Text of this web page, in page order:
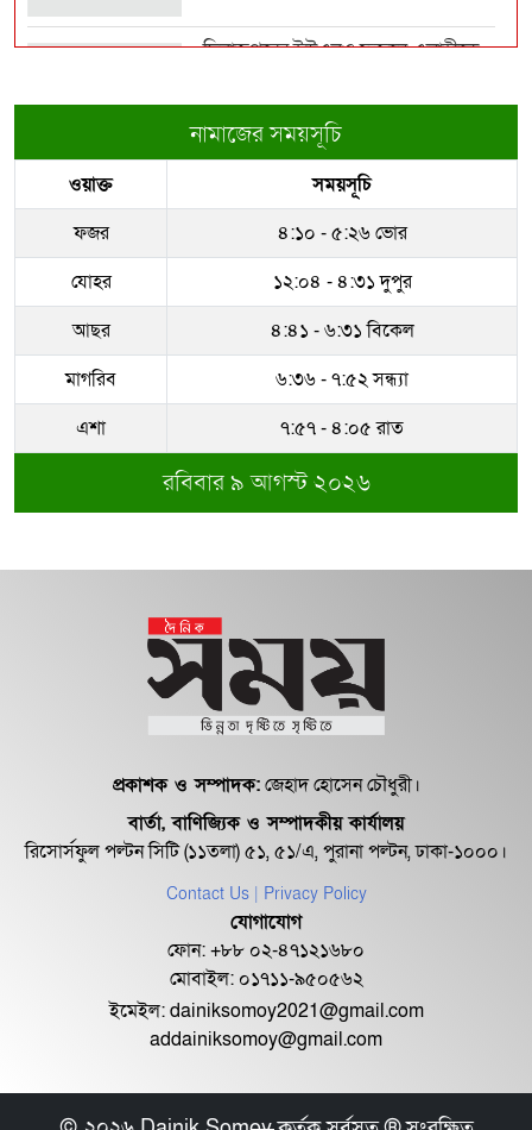
মোবাইলে যেসব অ্যাপ থাকলে সাইবার
প্রতারণায় ফাঁসতে প...
কুলাউড়া সীমান্তে বিএসএফের গুলিতে
বাংলাদেশি যুবক নি...
দিনাজপুরের ইউএনও ফজলে এলাহীকে
রাজউকের ইমারত পরিদর্শক বাপ্পিকে
জোন-৮ এ বদলী
ধরাকে সরা জ্ঞান করেন উমেদার রানা
সম্পদের পাহাড় গড়েছেন নকল নবিশ
আতাউর রহমান
অবশেষে বরখাস্ত রাজউকের শফিউল্লাহ
১৮ জুলাই সব মোবাইল গ্রাহকরা পাবেন
১ জিবি ফ্রি ইন্টারনেট
শেরে বাংলা বালিকা মহাবিদ্যালয়ে ‘নিয়ম
নামাজের সময়সূচি
ওয়াক্ত
সময়সূচি
ফজর
৪:১০ - ৫:২৬ ভোর
যোহর
১২:০৪ - ৪:৩১ দুপুর
আছর
৪:৪১ - ৬:৩১ বিকেল
মাগরিব
৬:৩৬ - ৭:৫২ সন্ধ্যা
এশা
৭:৫৭ - ৪:০৫ রাত
রবিবার ৯ আগস্ট ২০২৬
প্রকাশক ও সম্পাদক:জেহাদ হোসেন চৌধুরী।
বার্তা, বাণিজ্যিক ও সম্পাদকীয় কার্যালয়
রিসোর্সফুল পল্টন সিটি (১১তলা) ৫১, ৫১/এ, পুরানা পল্টন, ঢাকা-১০০০।
Contact Us | Privacy Policy
যোগাযোগ
ফোন: +৮৮ ০২-৪৭১২১৬৮০
মোবাইল: ০১৭১১-৯৫০৫৬২
ইমেইল:dainiksomoy2021@gmail.com
addainiksomoy@gmail.com